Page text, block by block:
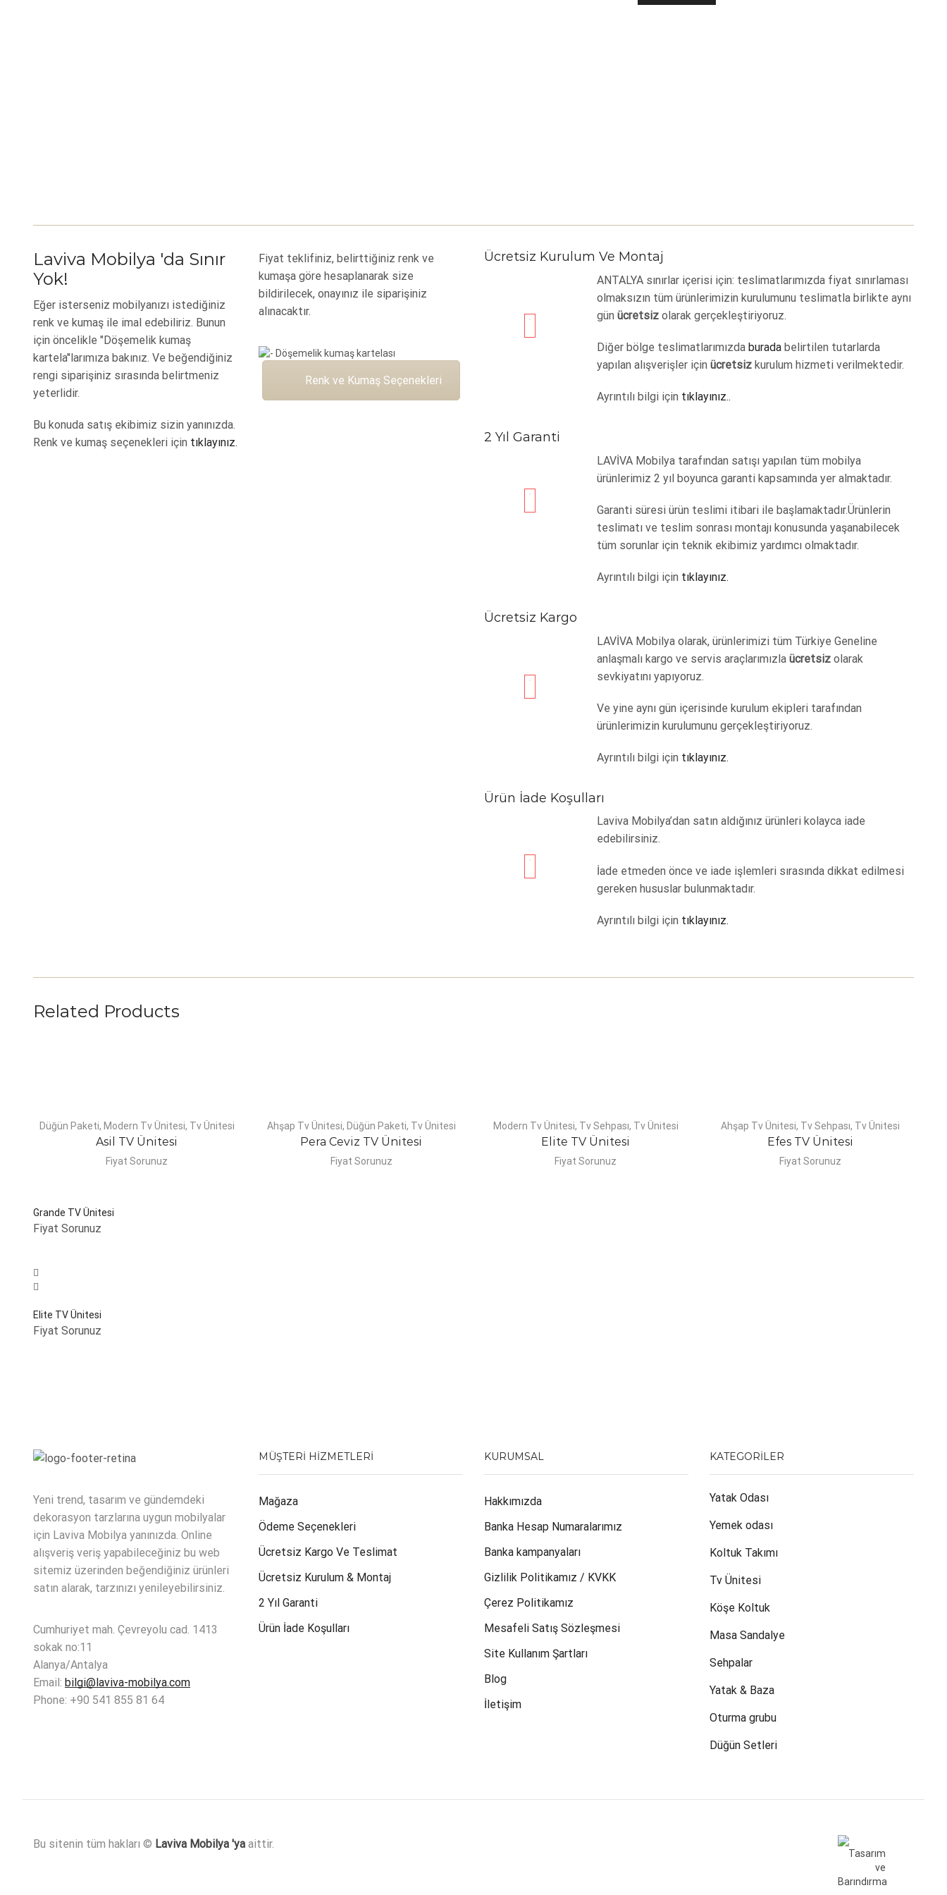
Laviva Mobilya 'da Sınır
Yok!
Eğer isterseniz mobilyanızı istediğiniz
renk ve kumaş ile imal edebiliriz. Bunun
için öncelikle "Döşemelik kumaş
kartela"larımıza bakınız. Ve beğendiğiniz
rengi siparişiniz sırasında belirtmeniz
yeterlidir.
Bu konuda satış ekibimiz sizin yanınızda.
Renk ve kumaş seçenekleri için tıklayınız.
Fiyat teklifiniz, belirttiğiniz renk ve
kumaşa göre hesaplanarak size
bildirilecek, onayınız ile siparişiniz
alınacaktır.
Renk ve Kumaş Seçenekleri
Ücretsiz Kurulum Ve Montaj
ANTALYA sınırlar içerisi için: teslimatlarımızda fiyat sınırlaması
olmaksızın tüm ürünlerimizin kurulumunu teslimatla birlikte aynı
gün ücretsiz olarak gerçekleştiriyoruz.
Diğer bölge teslimatlarımızda burada belirtilen tutarlarda
yapılan alışverişler için ücretsiz kurulum hizmeti verilmektedir.
Ayrıntılı bilgi için tıklayınız..
2 Yıl Garanti
LAVİVA Mobilya tarafından satışı yapılan tüm mobilya
ürünlerimiz 2 yıl boyunca garanti kapsamında yer almaktadır.
Garanti süresi ürün teslimi itibari ile başlamaktadır.Ürünlerin
teslimatı ve teslim sonrası montajı konusunda yaşanabilecek
tüm sorunlar için teknik ekibimiz yardımcı olmaktadır.
Ayrıntılı bilgi için tıklayınız.
Ücretsiz Kargo
LAVİVA Mobilya olarak, ürünlerimizi tüm Türkiye Geneline
anlaşmalı kargo ve servis araçlarımızla ücretsiz olarak
sevkiyatını yapıyoruz.
Ve yine aynı gün içerisinde kurulum ekipleri tarafından
ürünlerimizin kurulumunu gerçekleştiriyoruz.
Ayrıntılı bilgi için tıklayınız.
Ürün İade Koşulları
Laviva Mobilya’dan satın aldığınız ürünleri kolayca iade
edebilirsiniz.
İade etmeden önce ve iade işlemleri sırasında dikkat edilmesi
gereken hususlar bulunmaktadır.
Ayrıntılı bilgi için tıklayınız.
Related Products
Düğün Paketi, Modern Tv Ünitesi, Tv Ünitesi
Asil TV Ünitesi
Fiyat Sorunuz
Ahşap Tv Ünitesi, Düğün Paketi, Tv Ünitesi
Pera Ceviz TV Ünitesi
Fiyat Sorunuz
Modern Tv Ünitesi, Tv Sehpası, Tv Ünitesi
Elite TV Ünitesi
Fiyat Sorunuz
Ahşap Tv Ünitesi, Tv Sehpası, Tv Ünitesi
Efes TV Ünitesi
Fiyat Sorunuz
Grande TV Ünitesi
Fiyat Sorunuz
Elite TV Ünitesi
Fiyat Sorunuz
Yeni trend, tasarım ve gündemdeki
dekorasyon tarzlarına uygun mobilyalar
için Laviva Mobilya yanınızda. Online
alışveriş veriş yapabileceğiniz bu web
sitemiz üzerinden beğendiğiniz ürünleri
satın alarak, tarzınızı yenileyebilirsiniz.
Cumhuriyet mah. Çevreyolu cad. 1413
sokak no:11
Alanya/Antalya
Email: bilgi@laviva-mobilya.com
Phone: +90 541 855 81 64
MÜŞTERI HIZMETLERI
Mağaza
Ödeme Seçenekleri
Ücretsiz Kargo Ve Teslimat
Ücretsiz Kurulum & Montaj
2 Yıl Garanti
Ürün İade Koşulları
KURUMSAL
Hakkımızda
Banka Hesap Numaralarımız
Banka kampanyaları
Gizlilik Politikamız / KVKK
Çerez Politikamız
Mesafeli Satış Sözleşmesi
Site Kullanım Şartları
Blog
İletişim
KATEGORILER
Yatak Odası
Yemek odası
Koltuk Takımı
Tv Ünitesi
Köşe Koltuk
Masa Sandalye
Sehpalar
Yatak & Baza
Oturma grubu
Düğün Setleri
Bu sitenin tüm hakları © Laviva Mobilya 'ya aittir.